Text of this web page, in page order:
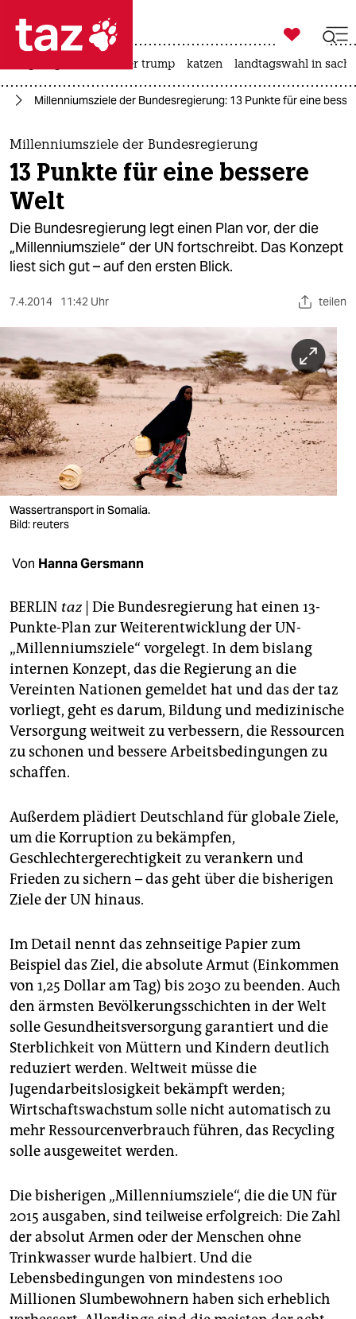
 taz zahl ich
taz zahl ich
themen
politik
öko
gesellschaft
sport
berlin
nord
wahrheit
verlag
verlag
veranstaltungen
shop
unterstützen
abo
genossenschaft
epaper login

taz zahl ich
usa unter trump katzen landtagswahl in
Millenniumsziele der Bundesregierung: 13 Punkte für eine
Millenniumsziele der Bundesregierung
13 Punkte für eine bessere
Welt
Die Bundesregierung legt einen Plan vor, der die
„Millenniumsziele“ der UN fortschreibt. Das Konzept
liest sich gut – auf den ersten Blick.
7.4.2014 11:42 Uhr teilen
Wassertransport in Somalia.
Bild: reuters
Von Hanna Gersmann
BERLIN taz Die Bundesregierung hat einen 13-
Punkte-Plan zur Weiterentwicklung der UN-
„Millenniumsziele“ vorgelegt. In dem bislang
internen Konzept, das die Regierung an die
Vereinten Nationen gemeldet hat und das der taz
vorliegt, geht es darum, Bildung und medizinische
Versorgung weitweit zu verbessern, die Ressourcen
zu schonen und bessere Arbeitsbedingungen zu
schaffen.
Außerdem plädiert Deutschland für globale Ziele,
um die Korruption zu bekämpfen,
Geschlechtergerechtigkeit zu verankern und
Frieden zu sichern – das geht über die bisherigen
Ziele der UN hinaus.
Im Detail nennt das zehnseitige Papier zum
Beispiel das Ziel, die absolute Armut (Einkommen
von 1,25 Dollar am Tag) bis 2030 zu beenden. Auch
den ärmsten Bevölkerungsschichten in der Welt
solle Gesundheitsversorgung garantiert und die
Sterblichkeit von Müttern und Kindern deutlich
reduziert werden. Weltweit müsse die
Jugendarbeitslosigkeit bekämpft werden;
Wirtschaftswachstum solle nicht automatisch zu
mehr Ressourcenverbrauch führen, das Recycling
solle ausgeweitet werden.
Die bisherigen „Millenniumsziele“, die die UN für
2015 ausgaben, sind teilweise erfolgreich: Die Zahl
der absolut Armen oder der Menschen ohne
Trinkwasser wurde halbiert. Und die
Lebensbedingungen von mindestens 100
Millionen Slumbewohnern haben sich erheblich